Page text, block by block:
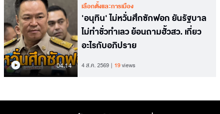
04.14
เลือกตั้งและการเมือง
'อนุทิน' ไม่หวั่นศึกซักฟอก ยันรัฐบาล
ไม่ทำชั่วทำเลว ย้อนถามฮั้วสว. เกี่ยว
อะไรกับอภิปราย
4 ส.ค. 2569 19views